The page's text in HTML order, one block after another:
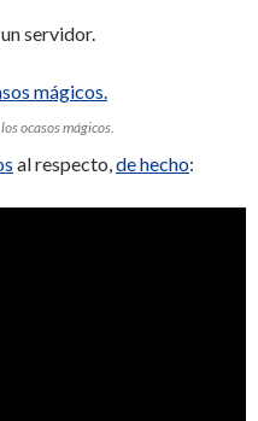
servidor.
ocasos mágicos.
al respecto, de hecho: